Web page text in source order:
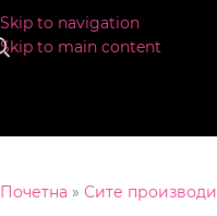
Skip to navigation
Skip to main content
Почетна » Сите производи